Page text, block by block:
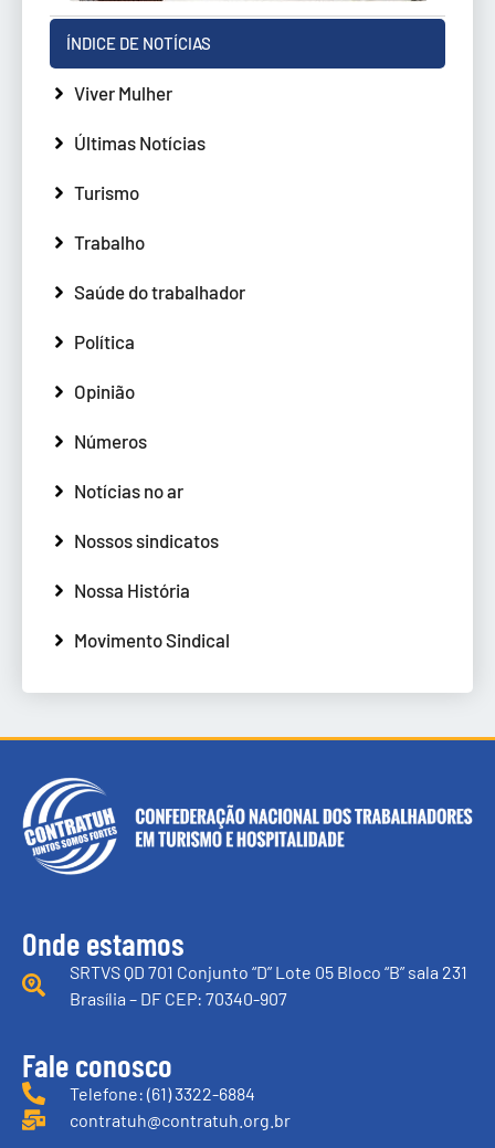
ÍNDICE DE NOTÍCIAS
Viver Mulher
Últimas Notícias
Turismo
Trabalho
Saúde do trabalhador
Política
Opinião
Números
Notícias no ar
Nossos sindicatos
Nossa História
Movimento Sindical
Onde estamos
SRTVS QD 701 Conjunto “D” Lote 05 Bloco “B” sala 231
Brasília – DF CEP: 70340-907
Fale conosco
Telefone: (61) 3322-6884
contratuh@contratuh.org.br